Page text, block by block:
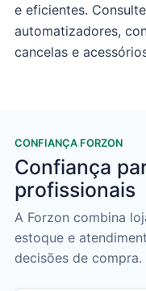
e eficientes.
automatizadores,
cancelas e
CONFIANÇA FORZON
Confiança
profissionais
A Forzon combina
estoque e
decisões de compra.